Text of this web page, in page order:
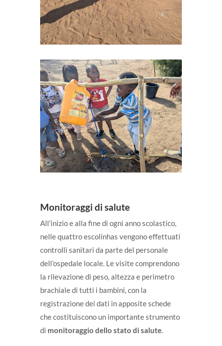
Monitoraggi di salute
All’inizio e alla fine di ogni anno scolastico,
nelle quattro escolinhas vengono effettuati
controlli sanitari da parte del personale
dell’ospedale locale. Le visite comprendono
la rilevazione di peso, altezza e perimetro
brachiale di tutti i bambini, con la
registrazione dei dati in apposite schede
che costituiscono un importante strumento
di monitoraggio dello stato di salute.